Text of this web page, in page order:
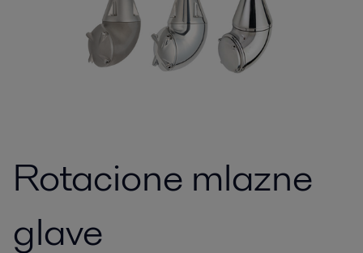
Rotacione mlazne
glave